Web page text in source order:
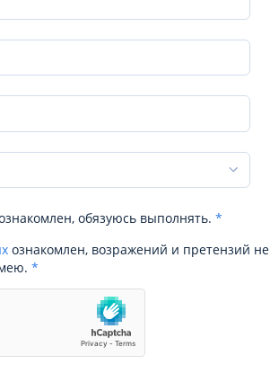
обязуюсь выполнять. *
ознакомлен, возражений и претензий не
*